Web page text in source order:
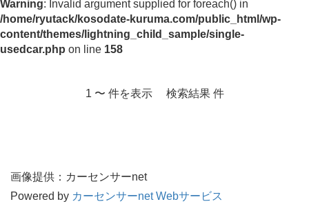
Warning: Invalid argument supplied for foreach() in
/home/ryutack/kosodate-kuruma.com/public_html/wp-
content/themes/lightning_child_sample/single-
usedcar.php on line 158
1 〜 件を表示 検索結果 件
画像提供：カーセンサーnet
Powered by カーセンサーnet Webサービス